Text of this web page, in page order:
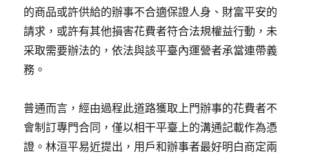
的商品或許供給的辦事不合適保證人身、財富平安的
請求，或許有其他損害花費者符合法規權益行動，未
采取需要辦法的，依法與該平臺內運營者承當連帶義
務。
普通而言，經由過程此道路獲取上門辦事的花費者不
會制訂專門合同，僅以相干平臺上的溝通記載作為憑
證。林洹平易近提出，用戶和辦事者最好明白商定兩